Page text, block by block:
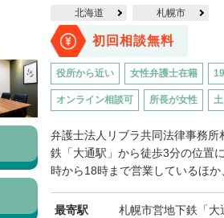
芽室町 河西郡中札内村
十勝郡浦幌町
鶴居村 白糠郡白糠町 野付郡別海町
北海道 札幌市
初回相談無料
役所から近い 女性弁護士在籍
オンライン相談可 所長が女性
弁護士法人リブラ共同法律事務
鉄「大通駅」から徒歩3分の位置
時から18時まで営業しているほか
最寄駅 札幌市営地下鉄「大